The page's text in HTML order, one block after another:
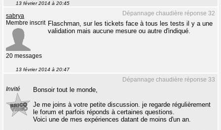
13 février 2014 à 20:45
Dépannage chaudière réponse 32
sabrya
Membre inscrit
20 messages
Flaschman, sur les tickets face à tous les tests il y a une
validation mais aucune mesure ou autre d'indiqué.
13 février 2014 à 20:47
Dépannage chaudière réponse 33
Invité
Bonsoir tout le monde,
Je me joins à votre petite discussion. je regarde régulièrement
le forum et parfois réponds à certaines questions.
Voici une de mes expériences datant de moins d'un an.